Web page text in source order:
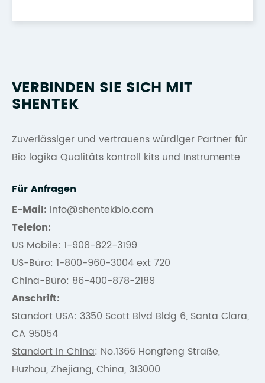
VERBINDEN SIE SICH MIT
SHENTEK
Zuverlässiger und vertrauens würdiger Partner für
Bio logika Qualitäts kontroll kits und Instrumente
Für Anfragen
E-Mail: Info@shentekbio.com
Telefon:
US Mobile: 1-908-822-3199
US-Büro: 1-800-960-3004 ext 720
China-Büro: 86-400-878-2189
Anschrift:
Standort USA: 3350 Scott Blvd Bldg 6, Santa Clara,
CA 95054
Standort in China: No.1366 Hongfeng Straße,
Huzhou, Zhejiang, China, 313000